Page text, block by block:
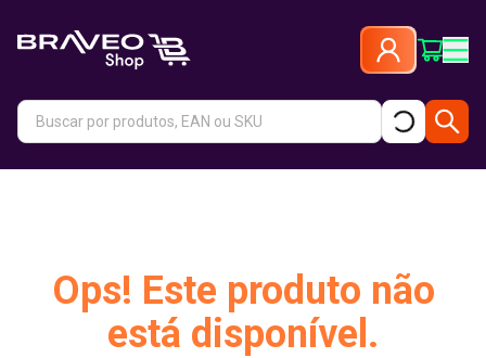
Ops! Este produto não
está disponível.